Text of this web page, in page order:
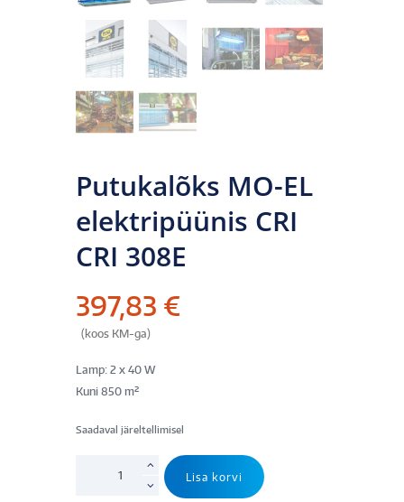
Putukalõks MO-EL
elektripüünis CRI
CRI 308E
397,83 €
(koos KM-ga)
Lamp: 2 x 40 W
Kuni 850 m²
Saadaval järeltellimisel
Lisa korvi